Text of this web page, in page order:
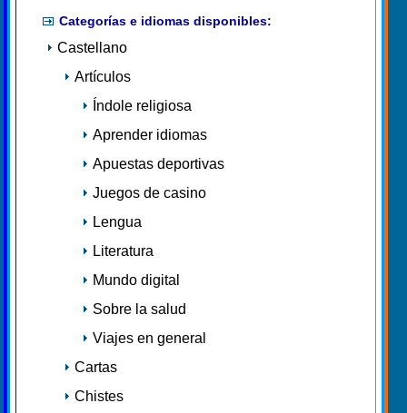
Categorías e idiomas disponibles:
Castellano
Artículos
Índole religiosa
Aprender idiomas
Apuestas deportivas
Juegos de casino
Lengua
Literatura
Mundo digital
Sobre la salud
Viajes en general
Cartas
Chistes